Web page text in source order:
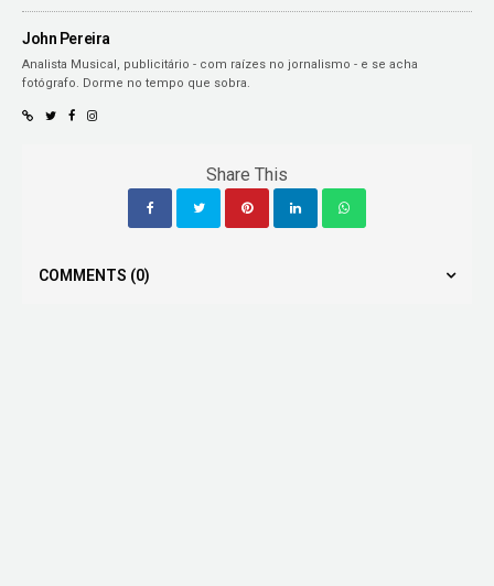
John Pereira
Analista Musical, publicitário - com raízes no jornalismo - e se acha
fotógrafo. Dorme no tempo que sobra.
Share This
COMMENTS (0)